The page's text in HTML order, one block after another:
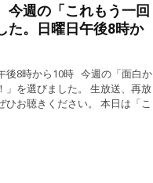
週の「これもう一回
た。日曜日午後8時か
8時から10時 今週の「面白か
」を選びました。 生放送、再放
お聴きください。 本日は「こ